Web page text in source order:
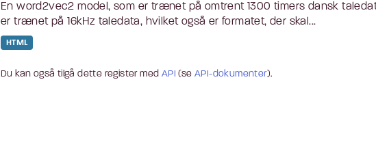
En word2vec2 model, som er trænet på omtrent 1300 timers dansk
er trænet på 16kHz taledata, hvilket også er formatet, der skal...
HTML
Du kan også tilgå dette register med API (seAPI-dokumenter).